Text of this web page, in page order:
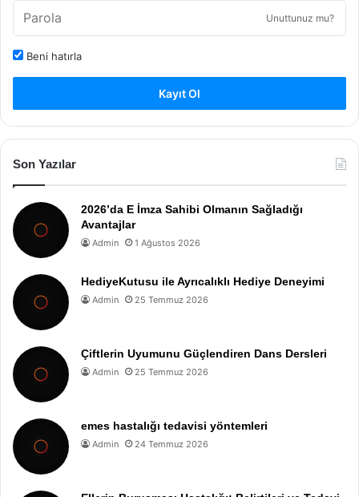
Unuttunuz mu?
Beni hatırla
Kayıt Ol
Son Yazılar
2026’da E İmza Sahibi Olmanın Sağladığı
Avantajlar
Admin 1 Ağustos 2026
HediyeKutusu ile Ayrıcalıklı Hediye Deneyimi
Admin 25 Temmuz 2026
Çiftlerin Uyumunu Güçlendiren Dans Dersleri
Admin 25 Temmuz 2026
emes hastalığı tedavisi yöntemleri
Admin 24 Temmuz 2026